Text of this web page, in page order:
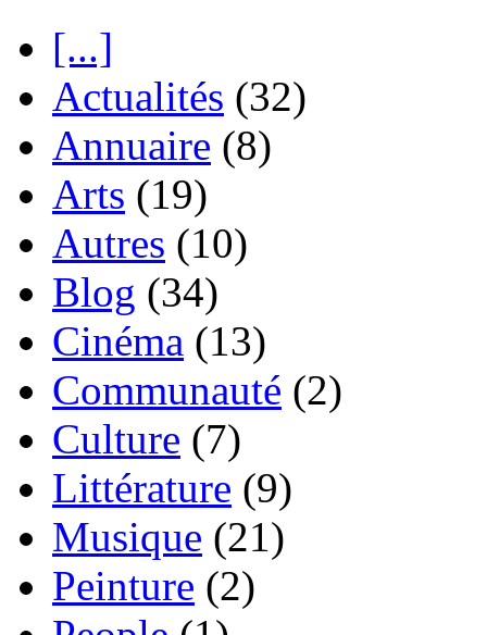
[...]
Actualités (32)
Annuaire (8)
Arts (19)
Autres (10)
Blog (34)
Cinéma (13)
Communauté (2)
Culture (7)
Littérature (9)
Musique (21)
Peinture (2)